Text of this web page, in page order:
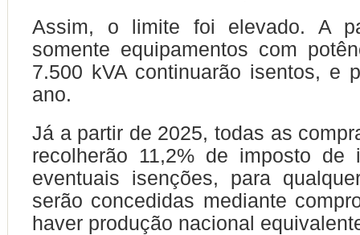
Assim, o limite foi elevado. A
somente equipamentos com
7.500 kVA continuarão isentos, e
ano.
Já a partir de 2025, todas as
recolherão 11,2% de imposto de
eventuais isenções, para
serão concedidas mediante
haver produção nacional